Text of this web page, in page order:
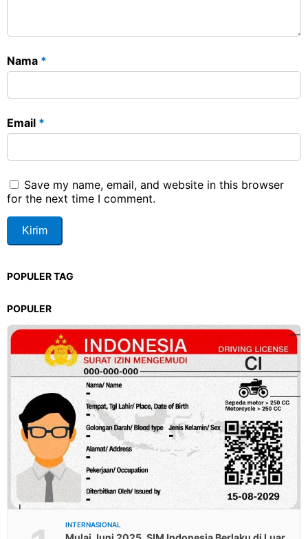
Nama *
Email *
Save my name, email, and website in this browser
for the next time I comment.
POPULER TAG
POPULER
INTERNASIONAL